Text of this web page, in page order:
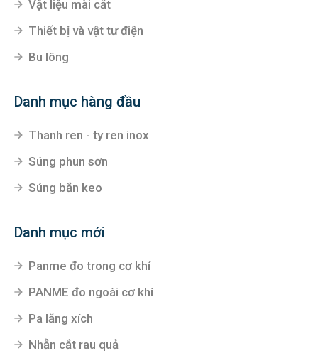
Danh mục bán chạy
Vật liệu mài cắt
Danh mục hàng đầu
Thanh ren - ty ren inox
Danh mục mới